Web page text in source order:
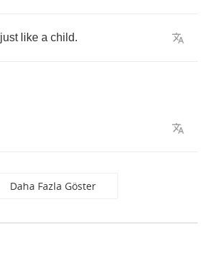
just like a child.
Daha Fazla Göster